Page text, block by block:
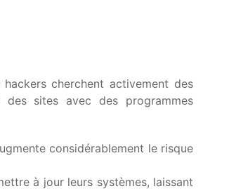
cherchent activement des
sites avec des programmes
considérablement le risque
à jour leurs systèmes, laissant